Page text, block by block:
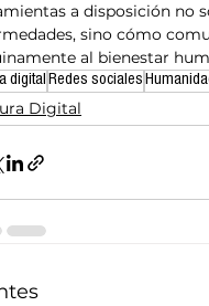
a disposición no
sino cómo
al bienestar
digital Redes sociales
Digital